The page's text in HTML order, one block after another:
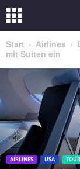
Start Airlines
mit Suiten ein
AIRLINES USA